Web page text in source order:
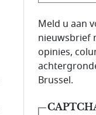
E-mailadres
Meld u aan
nieuwsbrief
opinies,
Brussel.